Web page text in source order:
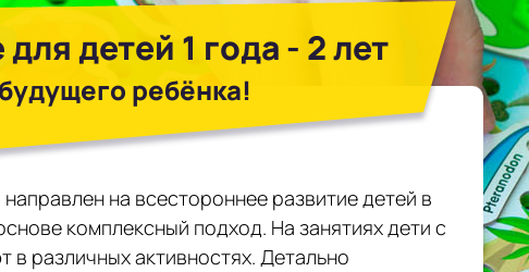
детей 1 года - 2 лет
ребёнка!
на всестороннее развитие детей в
комплексный подход. На занятиях дети с
различных активностях. Детально